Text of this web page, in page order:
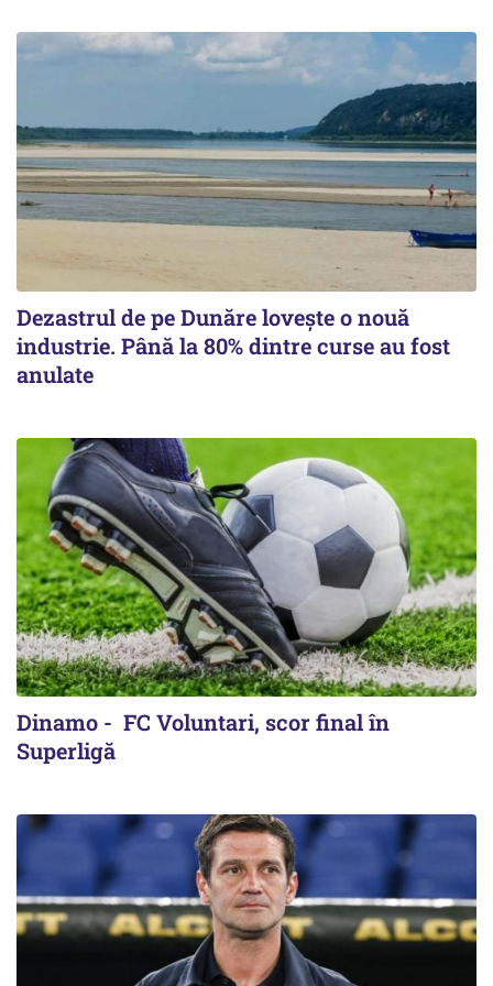
Dezastrul de pe Dunăre lovește o nouă
industrie. Până la 80% dintre curse au fost
anulate
Dinamo - FC Voluntari, scor final în
Superligă